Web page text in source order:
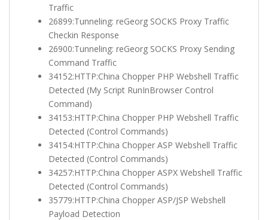
Traffic
26899:Tunneling: reGeorg SOCKS Proxy Traffic
Checkin Response
26900:Tunneling: reGeorg SOCKS Proxy Sending
Command Traffic
34152:HTTP:China Chopper PHP Webshell Traffic
Detected (My Script RunInBrowser Control
Command)
34153:HTTP:China Chopper PHP Webshell Traffic
Detected (Control Commands)
34154:HTTP:China Chopper ASP Webshell Traffic
Detected (Control Commands)
34257:HTTP:China Chopper ASPX Webshell Traffic
Detected (Control Commands)
35779:HTTP:China Chopper ASP/JSP Webshell
Payload Detection